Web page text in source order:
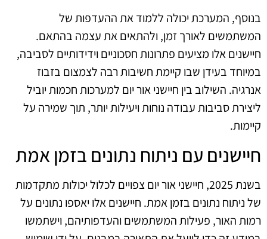
בנוסף, המערכת יכולה ללמוד את ההעדפות של
המשתמשים לאורך זמן, ולהתאים את עצמה בהתאם.
חיישנים אלו מציעים פתרונות חסכוניים וידידותיים לסביבה,
במיוחד בעידן שבו קיימת חשיבות רבה לצמצום בזבוז
אנרגיה. השילוב בין חיישני אור יום למערכות חכמות יוביל
ליצירת סביבות עבודה נוחות ויעילות יותר, תוך שמירה על
קיימות.
חיישנים עם ניתוח נתונים בזמן אמת
בשנת 2025, חיישני אור יום צפויים לכלול יכולות מתקדמות
של ניתוח נתונים בזמן אמת. חיישנים אלו יאספו נתונים על
רמות האור, פעילות המשתמשים והעדפותיהם, וישתמשו